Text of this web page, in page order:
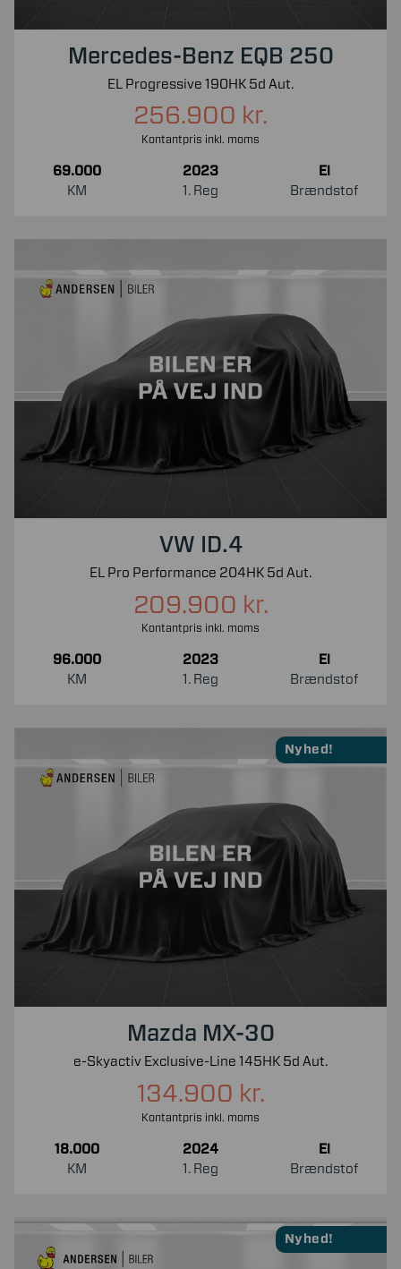
Mercedes-Benz EQB 250
EL Progressive 190HK 5d Aut.
256.900 kr.
Kontantpris inkl. moms
69.000
KM
2023
1. Reg
El
Brændstof
VW ID.4
EL Pro Performance 204HK 5d Aut.
209.900 kr.
Kontantpris inkl. moms
96.000
KM
2023
1. Reg
El
Brændstof
Nyhed!
Mazda MX-30
e-Skyactiv Exclusive-Line 145HK 5d Aut.
134.900 kr.
Kontantpris inkl. moms
18.000
KM
2024
1. Reg
El
Brændstof
Nyhed!